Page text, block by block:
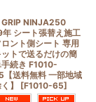
GRIP NINJA250
年 シート張替え施工
ロント側シート 専用
ットで送るだけの簡
手続き F1010-
【送料無料 一部地域
】
[F1010-65]